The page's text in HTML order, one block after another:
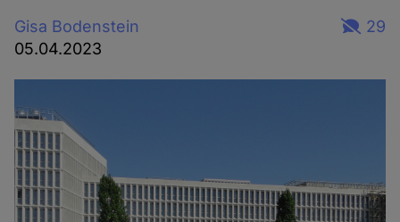
Gisa Bodenstein
05.04.2023
29